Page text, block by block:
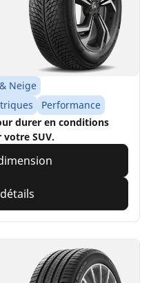
Neige
Performance
durer en conditions
SUV.